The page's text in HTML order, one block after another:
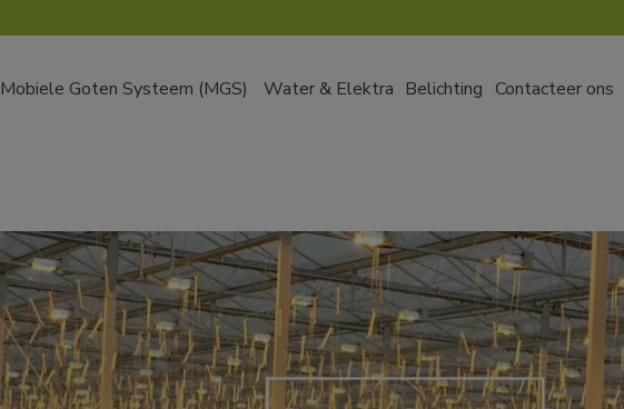
Mobiele Goten Systeem (MGS) Water & Elektra Belichting Contacteer ons